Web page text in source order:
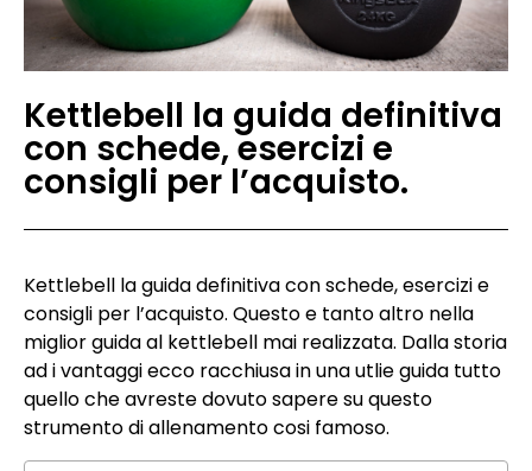
Kettlebell la guida definitiva
con schede, esercizi e
consigli per l’acquisto.
Kettlebell la guida definitiva con schede, esercizi e
consigli per l’acquisto. Questo e tanto altro nella
miglior guida al kettlebell mai realizzata. Dalla storia
ad i vantaggi ecco racchiusa in una utlie guida tutto
quello che avreste dovuto sapere su questo
strumento di allenamento cosi famoso.